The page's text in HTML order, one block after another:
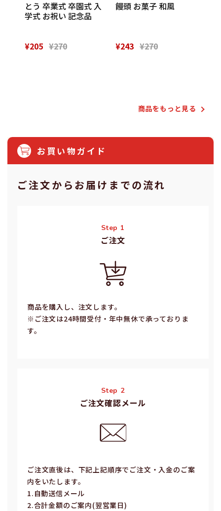
とう 卒業式 卒園式 入
学式 お祝い 記念品
¥205 ¥270
饅頭 お菓子 和風
¥243 ¥270
商品をもっと⾒る
お買い物ガイド
ご注⽂からお届けまでの流れ
Step 1
ご注⽂
商品を購入し、注文します。
※ご注⽂は24時間受付・年中無休で承っておりま
す。
Step 2
ご注文確認メール
ご注⽂直後は、下記上記順序でご注⽂・⼊⾦のご案
内をいたします。
1.⾃動送信メール
2.合計⾦額のご案内(翌営業⽇)